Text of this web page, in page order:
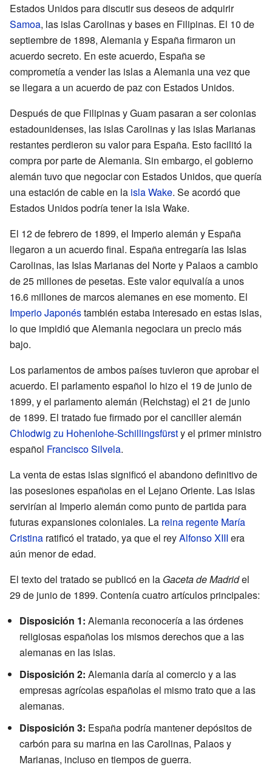
Estados Unidos para discutir sus deseos de adquirir
Samoa, las islas Carolinas y bases en Filipinas. El 10 de
septiembre de 1898, Alemania y España firmaron un
acuerdo secreto. En este acuerdo, España se
comprometía a vender las islas a Alemania una vez que
se llegara a un acuerdo de paz con Estados Unidos.
Después de que Filipinas y Guam pasaran a ser colonias
estadounidenses, las islas Carolinas y las islas Marianas
restantes perdieron su valor para España. Esto facilitó la
compra por parte de Alemania. Sin embargo, el gobierno
alemán tuvo que negociar con Estados Unidos, que quería
una estación de cable en la isla Wake. Se acordó que
Estados Unidos podría tener la isla Wake.
El 12 de febrero de 1899, el Imperio alemán y España
llegaron a un acuerdo final. España entregaría las Islas
Carolinas, las Islas Marianas del Norte y Palaos a cambio
de 25 millones de pesetas. Este valor equivalía a unos
16.6 millones de marcos alemanes en ese momento. El
Imperio Japonéstambién estaba interesado en estas islas,
lo que impidió que Alemania negociara un precio más
bajo.
Los parlamentos de ambos países tuvieron que aprobar el
acuerdo. El parlamento español lo hizo el 19 de junio de
1899, y el parlamento alemán (Reichstag) el 21 de junio
de 1899. El tratado fue firmado por el canciller alemán
Chlodwig zu Hohenlohe-Schillingsfürsty el primer ministro
español Francisco Silvela.
La venta de estas islas significó el abandono definitivo de
las posesiones españolas en el Lejano Oriente. Las islas
servirían al Imperio alemán como punto de partida para
futuras expansiones coloniales. La reina regente María
Cristina ratificó el tratado, ya que el reyAlfonso XIII era
aún menor de edad.
El texto del tratado se publicó en la Gaceta de Madridel
29 de junio de 1899. Contenía cuatro artículos principales:
Disposición 1: Alemania reconocería a las órdenes
religiosas españolas los mismos derechos que a las
alemanas en las islas.
Disposición 2: Alemania daría al comercio y a las
empresas agrícolas españolas el mismo trato que a las
alemanas.
Disposición 3: España podría mantener depósitos de
carbón para su marina en las Carolinas, Palaos y
Marianas, incluso en tiempos de guerra.